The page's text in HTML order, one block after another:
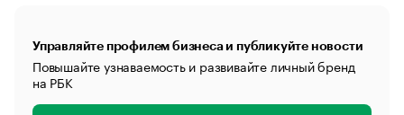
Управляйте профилем бизнеса и публикуйте новости
Повышайте узнаваемость и развивайте личный бренд
на РБК